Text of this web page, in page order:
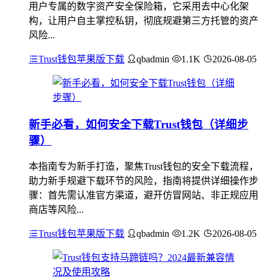
用户专属的数字资产安全保险箱，它采用去中心化架
构，让用户自主掌控私钥，彻底规避第三方托管的资产
风险...
Trust钱包苹果版下载 qbadmin 1.1K 2026-08-05
新手必看，如何安全下载Trust钱包（详细步
骤）
本指南专为新手打造，聚焦Trust钱包的安全下载流程，
助力新手规避下载环节的风险，指南将提供详细操作步
骤：首先需认准官方渠道，避开仿冒网站、非正规应用
商店等风险...
Trust钱包苹果版下载 qbadmin 1.2K 2026-08-05